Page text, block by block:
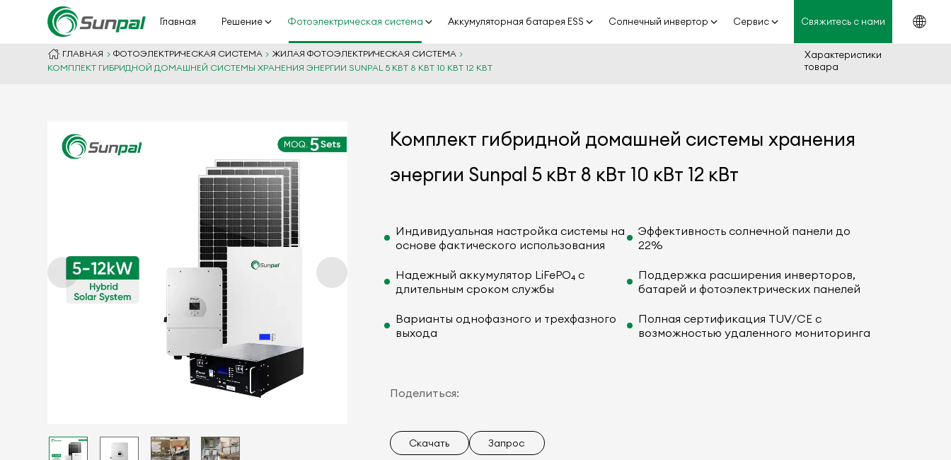
Главная Решение Фотоэлектрическая система Аккумуляторная батарея ESS Солнечный инвертор Сервис Свяжитесь с нами
ГЛАВНАЯ ФОТОЭЛЕКТРИЧЕСКАЯ СИСТЕМА
ЖИЛАЯ ФОТОЭЛЕКТРИЧЕСКАЯ СИСТЕМА
КОМПЛЕКТ ГИБРИДНОЙ ДОМАШНЕЙ СИСТЕМЫ ХРАНЕНИЯ ЭНЕРГИИ SUNPAL 5 КВТ 8 КВТ 10 КВТ 12 КВТ
Характеристики
товара
Комплект гибридной домашней системы хранения
энергии Sunpal 5 кВт 8 кВт 10 кВт 12 кВт
Индивидуальная настройка системы на
основе фактического использования
Эффективность солнечной панели до
22%
Надежный аккумулятор LiFePO₄ с
длительным сроком службы
Поддержка расширения инверторов,
батарей и фотоэлектрических панелей
Варианты однофазного и трехфазного
выхода
Полная сертификация TUV/CE с
возможностью удаленного мониторинга
Поделиться:
Скачать Запрос